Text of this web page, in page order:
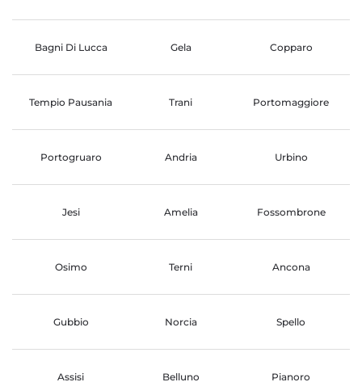
Bagni Di Lucca Gela Copparo
Tempio Pausania Trani Portomaggiore
Portogruaro Andria Urbino
Jesi Amelia Fossombrone
Osimo Terni Ancona
Gubbio Norcia Spello
Assisi Belluno Pianoro